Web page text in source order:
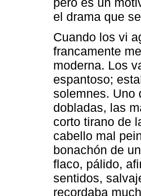
el drama que
Cuando los vi
francamente
moderna. Los
espantoso;
solemnes. Uno
dobladas, las
corto tirano de
cabello mal
bonachón de
flaco, pálido,
sentidos,
recordaba